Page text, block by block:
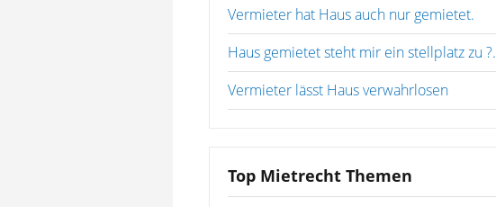
Vermieter hat Haus auch nur gemietet.
Haus gemietet steht mir ein stellplatz zu ?.
Vermieter lässt Haus verwahrlosen
Top Mietrecht Themen